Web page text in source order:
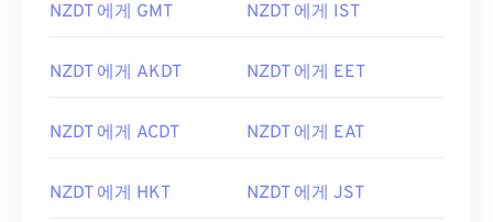
NZDT 에게 GMT NZDT 에게 IST
NZDT 에게 AKDT NZDT 에게 EET
NZDT 에게 ACDT NZDT 에게 EAT
NZDT 에게 HKT NZDT 에게 JST